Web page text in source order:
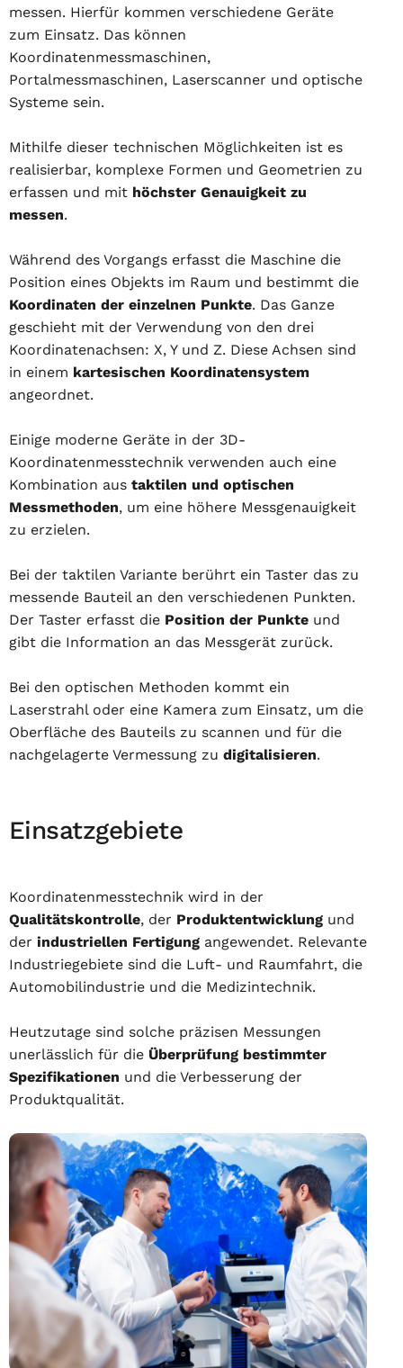
messen. Hierfür kommen verschiedene Geräte
zum Einsatz. Das können
Koordinatenmessmaschinen,
Portalmessmaschinen, Laserscanner und optische
Systeme sein.
Mithilfe dieser technischen Möglichkeiten ist es
realisierbar, komplexe Formen und Geometrien zu
erfassen und mit höchster Genauigkeit zu
messen.
Während des Vorgangs erfasst die Maschine die
Position eines Objekts im Raum und bestimmt die
Koordinaten der einzelnen Punkte. Das Ganze
geschieht mit der Verwendung von den drei
Koordinatenachsen: X, Y und Z. Diese Achsen sind
in einem kartesischen Koordinatensystem
angeordnet.
Einige moderne Geräte in der 3D-
Koordinatenmesstechnik verwenden auch eine
Kombination aus taktilen und optischen
Messmethoden, um eine höhere Messgenauigkeit
zu erzielen.
Bei der taktilen Variante berührt ein Taster das zu
messende Bauteil an den verschiedenen Punkten.
Der Taster erfasst die Position der Punkte und
gibt die Information an das Messgerät zurück.
Bei den optischen Methoden kommt ein
Laserstrahl oder eine Kamera zum Einsatz, um die
Oberfläche des Bauteils zu scannen und für die
nachgelagerte Vermessung zu digitalisieren.
Einsatzgebiete
Koordinatenmesstechnik wird in der
Qualitätskontrolle, der Produktentwicklung und
der industriellen Fertigung angewendet. Relevante
Industriegebiete sind die Luft- und Raumfahrt, die
Automobilindustrie und die Medizintechnik.
Heutzutage sind solche präzisen Messungen
unerlässlich für die Überprüfung bestimmter
Spezifikationen und die Verbesserung der
Produktqualität.